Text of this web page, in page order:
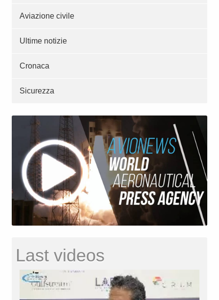
Aviazione civile
Ultime notizie
Cronaca
Sicurezza
Last videos